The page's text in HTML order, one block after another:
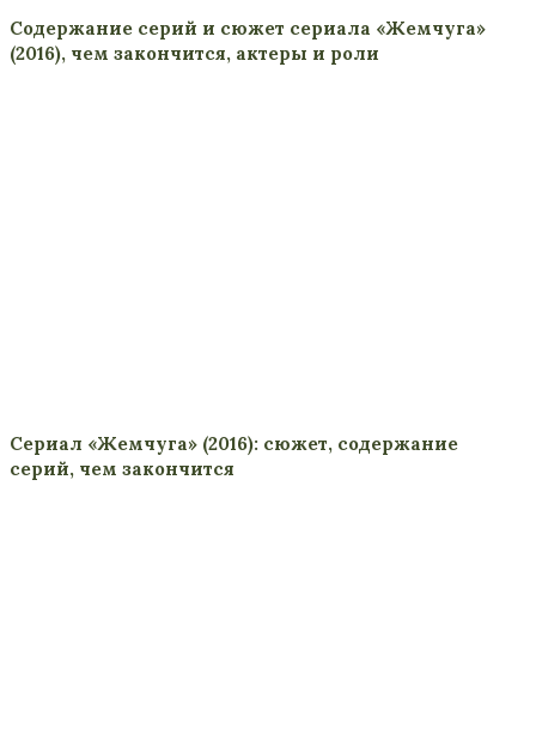
Содержание серий и сюжет сериала «Жемчуга»
(2016), чем закончится, актеры и роли
Сериал «Жемчуга» (2016): сюжет, содержание
серий, чем закончится